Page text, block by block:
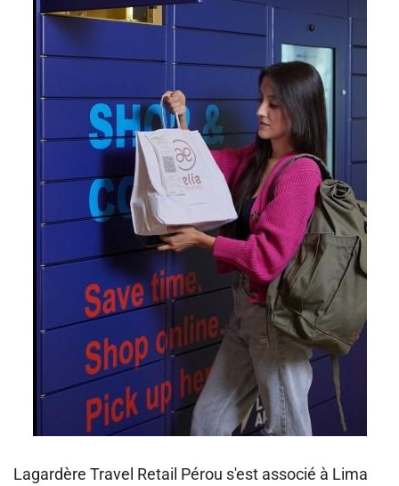
Lagardère Travel Retail Pérou s'est associé à Lima